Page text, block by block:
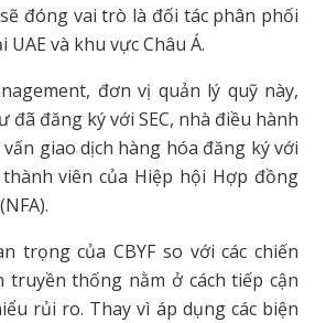
đóng vai trò là đối tác phân phối
và khu vực Châu Á.
đơn vị quản lý quỹ này,
đã đăng ký với SEC, nhà điều hành
giao dịch hàng hóa đăng ký với
viên của Hiệp hội Hợp đồng
trọng của CBYF so với các chiến
truyền thống nằm ở cách tiếp cận
rủi ro. Thay vì áp dụng các biện